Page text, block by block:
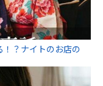
！？ナイトのお店の